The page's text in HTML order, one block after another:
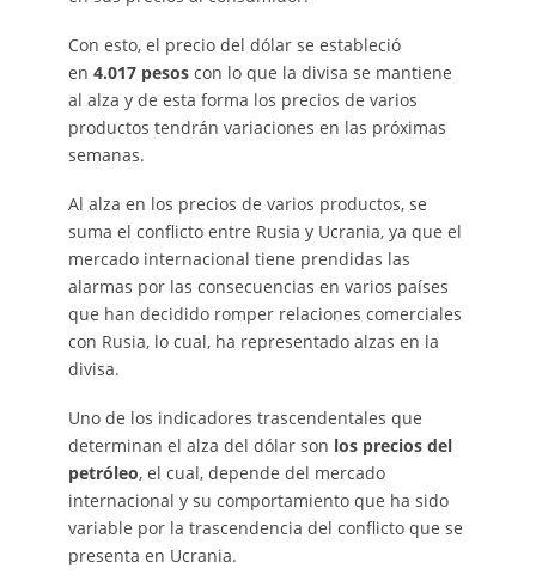
Con esto, el precio del dólar se estableció
en 4.017 pesoscon lo que la divisa se mantiene
al alza y de esta forma los precios de varios
productos tendrán variaciones en las próximas
semanas.
Al alza en los precios de varios productos, se
suma el conflicto entre Rusia y Ucrania, ya que el
mercado internacional tiene prendidas las
alarmas por las consecuencias en varios países
que han decidido romper relaciones comerciales
con Rusia, lo cual, ha representado alzas en la
divisa.
Uno de los indicadores trascendentales que
determinan el alza del dólar son los precios del
petróleo, el cual, depende del mercado
internacional y su comportamiento que ha sido
variable por la trascendencia del conflicto que se
presenta en Ucrania.